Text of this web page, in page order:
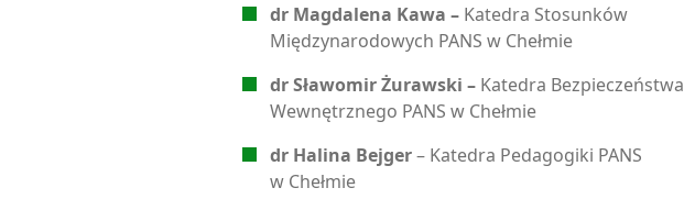
dr Magdalena Kawa – Katedra Stosunków
Międzynarodowych PANS w Chełmie
dr Sławomir Żurawski – Katedra Bezpieczeństwa
Wewnętrznego PANS w Chełmie
dr Halina Bejger– Katedra Pedagogiki PANS
w Chełmie